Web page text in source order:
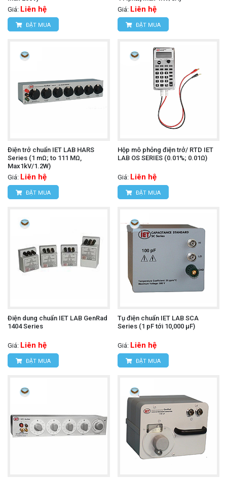
Giá: Liên hệ
ĐẶT MUA
Giá: Liên hệ
ĐẶT MUA
Điện trở chuẩn IET LAB HARS
Series (1 mΩ; to 111 MΩ,
Max1kV/1.2W)
Giá: Liên hệ
ĐẶT MUA
Hộp mô phỏng điện trở/ RTD IET
LAB OS SERIES (0.01%; 0.01Ω)
Giá: Liên hệ
ĐẶT MUA
Ðiện dung chuẩn IET LAB GenRad
1404 Series
Giá: Liên hệ
ĐẶT MUA
Tụ điện chuẩn IET LAB SCA
Series (1 pF tới 10,000 µF)
Giá: Liên hệ
ĐẶT MUA